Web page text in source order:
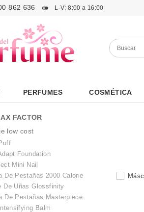
862 636 L-V: 8:00 a 16:00
PERFUMES COSMÉTICA
FACTOR
low cost
Foundation
Mini Nail
De Pestañas 2000 Calorie
De Uñas Glossfinity
De Pestañas Masterpiece
Balm